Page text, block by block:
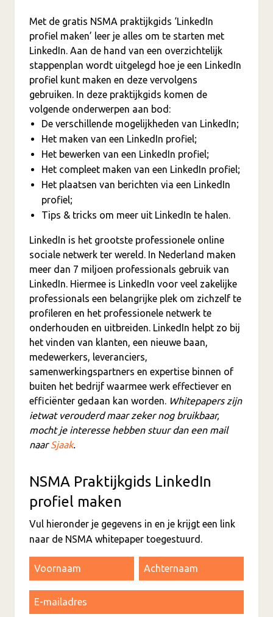
Met de gratis NSMA praktijkgids ‘LinkedIn
profiel maken’ leer je alles om te starten met
LinkedIn. Aan de hand van een overzichtelijk
stappenplan wordt uitgelegd hoe je een LinkedIn
profiel kunt maken en deze vervolgens
gebruiken. In deze praktijkgids komen de
volgende onderwerpen aan bod:
De verschillende mogelijkheden van LinkedIn;
Het maken van een LinkedIn profiel;
Het bewerken van een LinkedIn profiel;
Het compleet maken van een LinkedIn profiel;
Het plaatsen van berichten via een LinkedIn
profiel;
Tips & tricks om meer uit LinkedIn te halen.
LinkedIn is het grootste professionele online
sociale netwerk ter wereld. In Nederland maken
meer dan 7 miljoen professionals gebruik van
LinkedIn. Hiermee is LinkedIn voor veel zakelijke
professionals een belangrijke plek om zichzelf te
profileren en het professionele netwerk te
onderhouden en uitbreiden. LinkedIn helpt zo bij
het vinden van klanten, een nieuwe baan,
medewerkers, leveranciers,
samenwerkingspartners en expertise binnen of
buiten het bedrijf waarmee werk effectiever en
efficiënter gedaan kan worden. Whitepapers zijn
ietwat verouderd maar zeker nog bruikbaar,
mocht je interesse hebben stuur dan een mail
naarSjaak.
NSMA Praktijkgids LinkedIn
profiel maken
Vul hieronder je gegevens in en je krijgt een link
naar de NSMA whitepaper toegestuurd.